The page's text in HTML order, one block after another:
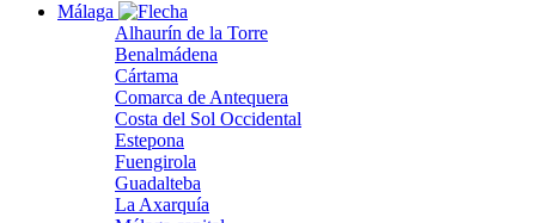
Málaga
Alhaurín de la Torre
Benalmádena
Cártama
Comarca de Antequera
Costa del Sol Occidental
Estepona
Fuengirola
Guadalteba
La Axarquía